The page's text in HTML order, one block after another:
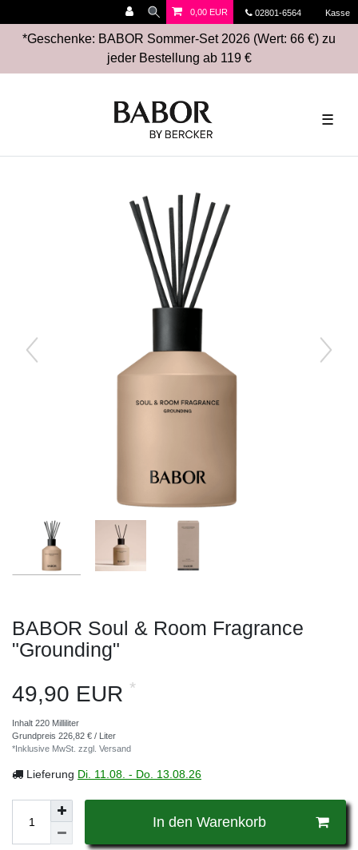
02801-6564 Kasse
0,00 EUR
*Geschenke: BABOR Sommer-Set 2026 (Wert: 66 €) zu
jeder Bestellung ab 119 €
☰
BABOR Soul & Room Fragrance
"Grounding"
49,90 EUR *
Inhalt 220 Milliliter
Grundpreis 226,82 € / Liter
*Inklusive MwSt. zzgl. Versand
Lieferung Di. 11.08. - Do. 13.08.26
In den Warenkorb